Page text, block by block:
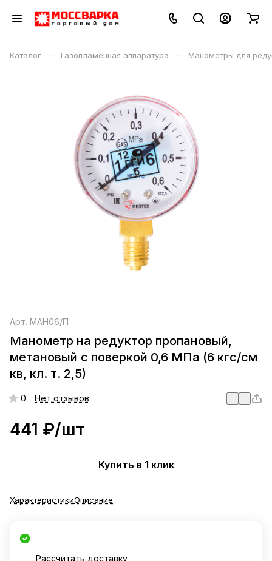
Каталог – Газопламенная аппаратура – Манометры для
Арт. МАН06/П
Манометр на редуктор пропановый,
метановый с поверкой 0,6 МПа (6 кгс/см
кв, кл. т. 2,5)
0 Нет отзывов
441 ₽/шт
Купить в 1 клик
ХарактеристикиОписание
Рассчитать доставку